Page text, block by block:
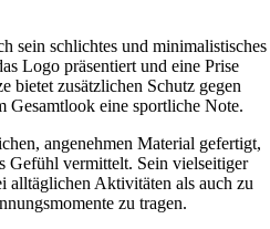
sein schlichtes und minimalistisches
Logo präsentiert und eine Prise
bietet zusätzlichen Schutz gegen
eine sportliche Note.
angenehmen Material gefertigt,
Gefühl vermittelt. Sein vielseitiger
alltäglichen Aktivitäten als auch zu
zu tragen.